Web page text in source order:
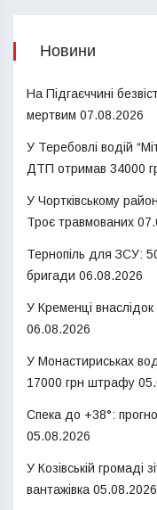
Новини
На Підгаєччині
мертвим 07.08.2026
У Теребовлі водій
ДТП отримав 34000
У Чортківському
Троє травмованих
Тернопіль для ЗСУ:
бригади 06.08.2026
У Кременці
06.08.2026
У Монастириськах
17000 грн штрафу
Спека до +38°:
05.08.2026
У Козівській громаді
вантажівка 05.08.2026